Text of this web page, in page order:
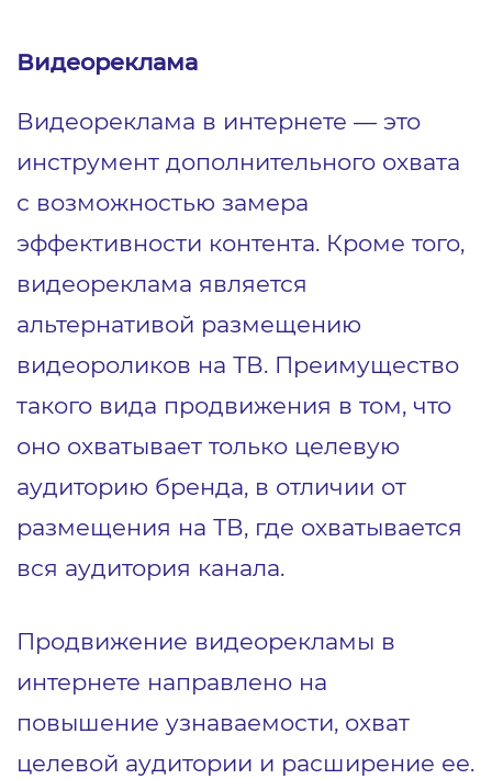
Видеореклама
Видеореклама в интернете ― это
инструмент дополнительного охвата
с возможностью замера
эффективности контента. Кроме того,
видеореклама является
альтернативой размещению
видеороликов на ТВ. Преимущество
такого вида продвижения в том, что
оно охватывает только целевую
аудиторию бренда, в отличии от
размещения на ТВ, где охватывается
вся аудитория канала.
Продвижение видеорекламы в
интернете направлено на
повышение узнаваемости, охват
целевой аудитории и расширение ее.